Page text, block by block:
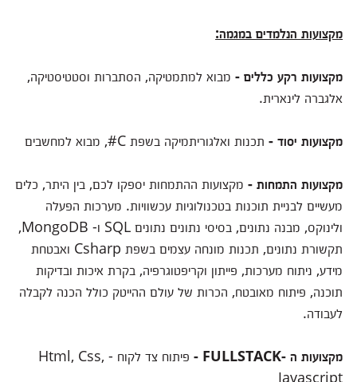
מקצועות הנלמדים במגמה:
מקצועות רקע כללים -מבוא למתמטיקה, הסתברות וסטטיסטיקה,
אלגברה לינארית.
מקצועות יסוד -תכנות ואלגוריתמיקה בשפת C#, מבוא למחשבים
מקצועות התמחות -מקצועות ההתמחות יספקו לכם, בין היתר, כלים
מעשיים לבניית תוכנות בטכנולוגיות עכשוויות. מערכות הפעלה
ולינוקס, מבנה נתונים, בסיסי נתונים נתונים SQL ו- MongoDB,
תקשורת נתונים, תכנות מונחה עצמים בשפת Csharp ואבטחת
מידע, ניתוח מערכות, פייתון וקריפטוגרפיה, בקרת איכות ובדיקות
תוכנה, פיתוח מאובטח, הכרות של עולם ההייטק כולל הכנה לקבלה
לעבודה.
מקצועות ה -FULLSTACK -
פיתוח צד לקוח - Html, Css,
Javascript